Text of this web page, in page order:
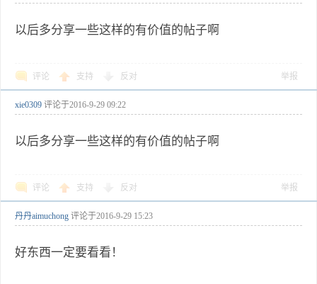
以后多分享一些这样的有价值的帖子啊
评论 支持 反对 举报
xie0309 评论于2016-9-29 09:22
以后多分享一些这样的有价值的帖子啊
评论 支持 反对 举报
丹丹aimuchong 评论于2016-9-29 15:23
好东西一定要看看！